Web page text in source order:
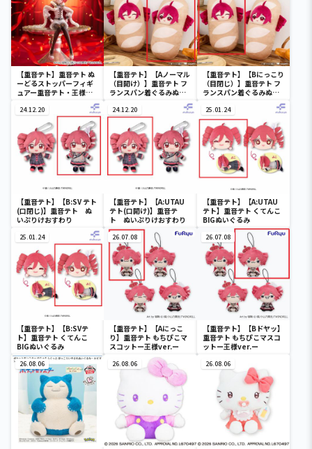
【重音テト】重音テト ぬ
ーどるストッパーフィギ
ュアー重音テト・王様
【重音テト】【Aノーマル
（目開け）】重音テト フ
ランスパン着ぐるみぬい
【重音テト】【Bにっこり
（目閉じ）】重音テト フ
ランスパン着ぐるみぬい
24.12.20
【重音テト】【B:SV テト
(口閉じ)】重音テト ぬ
いぷりけおすわり
24.12.20
【重音テト】【A:UTAU
テト(口開け)】重音テ
ト ぬいぷりけおすわり
25.01.24
【重音テト】【A:UTAU
テト】重音テト くてんこ
BIGぬいぐるみ
25.01.24
【重音テト】【B:SVテ
ト】重音テト くてんこ
BIGぬいぐるみ
26.07.08
【重音テト】【Aにっこ
り】重音テト もちぴこマ
スコットー王様ver.ー
26.07.08
【重音テト】【Bドヤッ】
重音テト もちぴこマスコ
ットー王様ver.ー
26.08.06 26.08.06 26.08.06